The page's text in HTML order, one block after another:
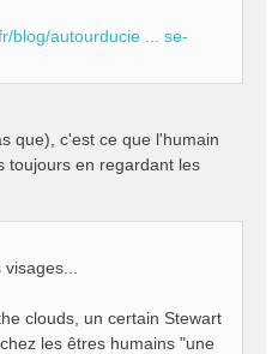
blog/autourducie ... se-
que), c'est ce que l'humain
toujours en regardant les
clouds, un certain Stewart
les êtres humains "une